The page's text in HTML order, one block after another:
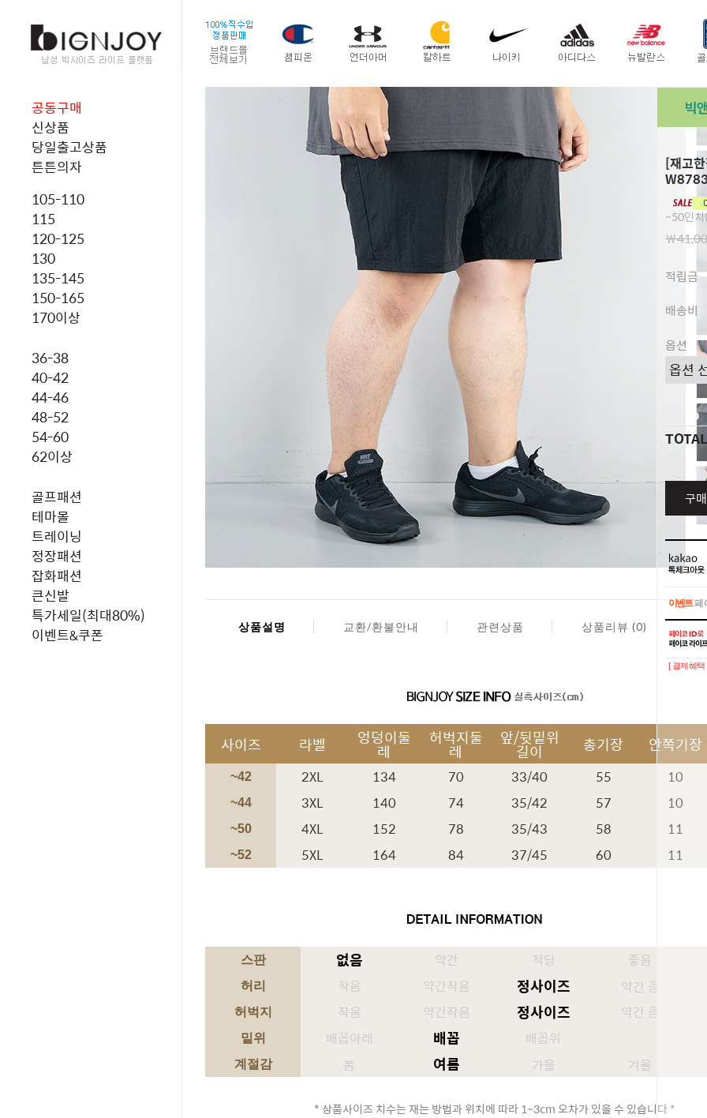
공동구매
신상품
당일출고상품
튼튼의자
105-110
115
120-125
130
135-145
150-165
170이상
36-38
40-42
44-46
48-52
54-60
62이상
골프패션
테마몰
트레이닝
정장패션
잡화패션
큰신발
특가세일(최대80%)
이벤트&쿠폰
[재고
~50인
￦
적립금
배송비
옵션
TOTAL
구
이벤트페
이벤트페
[ 결제혜
상품설명 교환/환불안내 관련상품 상품리뷰 (0)
사이즈 라벨 엉덩이둘
레
허벅지둘
레
앞/뒷밑위
길이 총기장 안쪽기장
~42 2XL 134 70 33/40 55 10
~44 3XL 140 74 35/42 57 10
~50 4XL 152 78 35/43 58 11
~52 5XL 164 84 37/45 60 11
스판 없음 약간 적당 좋음
허리 작음 약간작음 정사이즈 약간 큼
허벅지 작음 약간작음 정사이즈 약간 큼
밑위 배꼽아래 배꼽 배꼽위
계절감 봄 여름 가을 겨울
* 상품사이즈 치수는 재는 방법과 위치에 따라 1~3cm 오차가 있을 수 있습니다 *